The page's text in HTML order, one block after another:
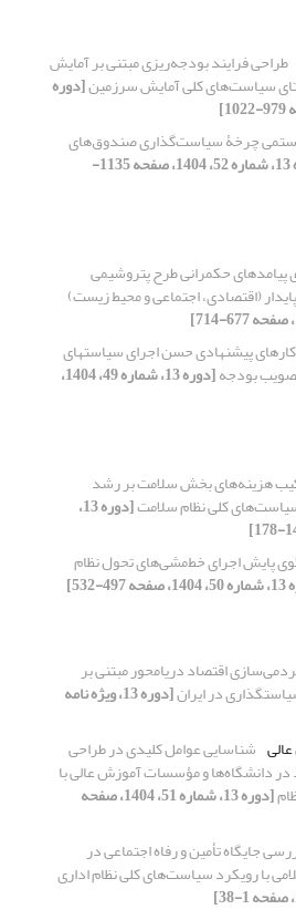
طراحی فرایند بودجه‌ریزی مبتنی بر آمایش
سیاست‌های کلی آمایش سرزمین[دوره
چرخۀ سیاست‌گذاری صندوق‌های
[دوره 13، شماره 52، 1404، صفحه 1135-
حکمرانی طرح پتروشیمی
(اقتصادی، اجتماعی و محیط زیست)
پیشنهادی حسن اجرای سیاستهای
بودجه [دوره 13، شماره 49، 1404،
هزینه‌های بخش سلامت بر رشد
کلی نظام سلامت [دوره 13،
پایش اجرای خط‌مشی‌های تحول نظام
532]
اقتصاد دریامحور مبتنی بر
در ایران [دوره 13، ویژه نامه
شناسایی عوامل کلیدی در طراحی
دانشگاه‌ها و مؤسسات آموزش عالی با
[دوره 13، شماره 51، 1404، صفحه
جایگاه تأمین و رفاه اجتماعی در
با رویکرد سیاست‌های کلی نظام اداری